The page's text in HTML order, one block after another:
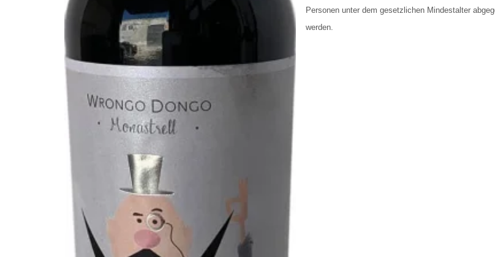
Personen unter dem gesetzlichen Mindestalter
werden.